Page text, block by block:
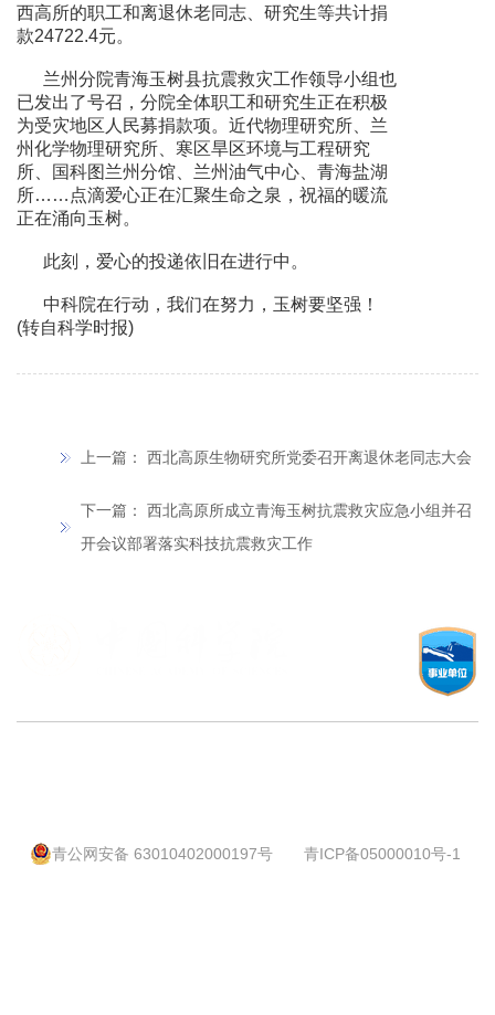
西高所的职工和离退休老同志、研究生等共计捐
款24722.4元。
兰州分院青海玉树县抗震救灾工作领导小组也
已发出了号召，分院全体职工和研究生正在积极
为受灾地区人民募捐款项。近代物理研究所、兰
州化学物理研究所、寒区旱区环境与工程研究
所、国科图兰州分馆、兰州油气中心、青海盐湖
所……点滴爱心正在汇聚生命之泉，祝福的暖流
正在涌向玉树。
此刻，爱心的投递依旧在进行中。
中科院在行动，我们在努力，玉树要坚强！
(转自科学时报)
上一篇： 西北高原生物研究所党委召开离退休老同志大会
下一篇： 西北高原所成立青海玉树抗震救灾应急小组并召
开会议部署落实科技抗震救灾工作
青公网安备 63010402000197号
青ICP备05000010号-1